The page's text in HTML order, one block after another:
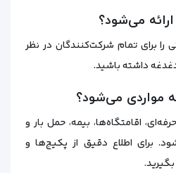
را برای تمام شرکت‌کنندگان در نظر
داشته باشید.
اقامتگاه‌ها، بیمه، حمل بار و
برای اطلاع دقیق از پکیج‌ها و